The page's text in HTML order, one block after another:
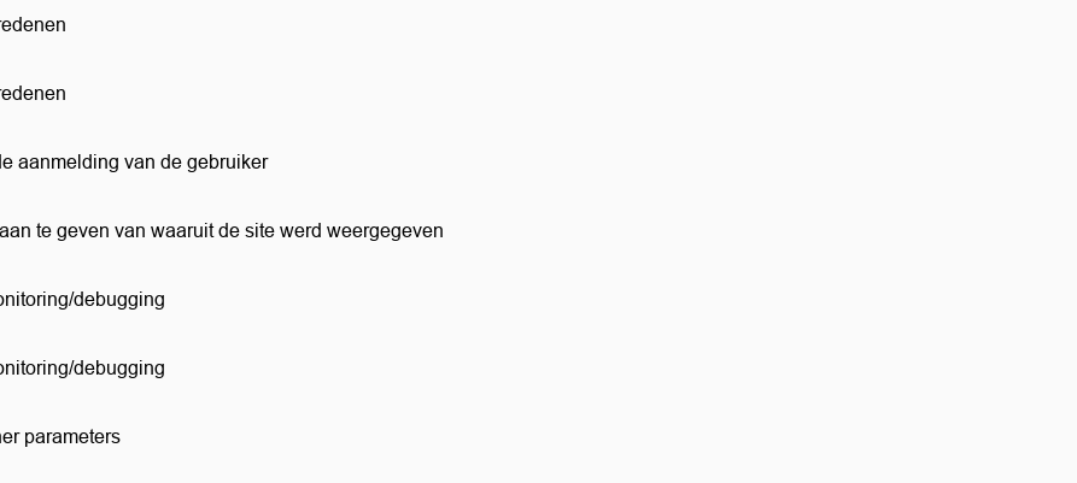
aanmelding van de gebruiker
te geven van waaruit de site werd weergegeven
debugging
debugging
parameters